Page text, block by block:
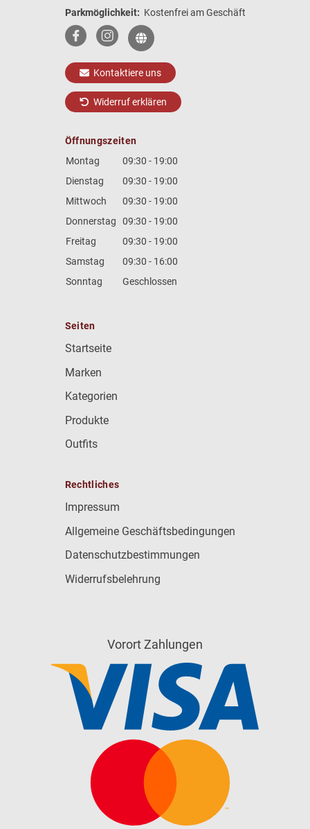
Parkmöglichkeit: Kostenfrei am Geschäft
Kontaktiere uns
Widerruf erklären
Öffnungszeiten
Montag
09:30 - 19:00
Dienstag
09:30 - 19:00
Mittwoch
09:30 - 19:00
Donnerstag
09:30 - 19:00
Freitag
09:30 - 19:00
Samstag
09:30 - 16:00
Sonntag
Geschlossen
Seiten
Startseite
Marken
Kategorien
Produkte
Outfits
Rechtliches
Impressum
Allgemeine Geschäftsbedingungen
Datenschutzbestimmungen
Widerrufsbelehrung
Vorort Zahlungen